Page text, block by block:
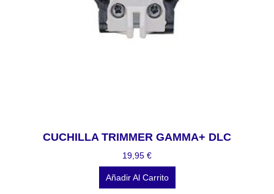
CUCHILLA TRIMMER GAMMA+ DLC
19,95 €
Añadir Al Carrito